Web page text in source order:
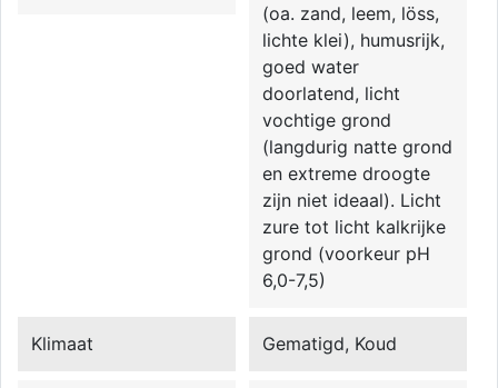
(oa. zand, leem, löss,
lichte klei), humusrijk,
goed water
doorlatend, licht
vochtige grond
(langdurig natte grond
en extreme droogte
zijn niet ideaal). Licht
zure tot licht kalkrijke
grond (voorkeur pH
6,0-7,5)
Klimaat Gematigd, Koud